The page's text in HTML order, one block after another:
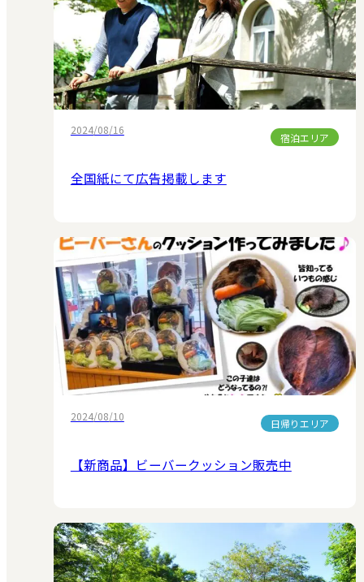
2024/08/16
宿泊エリア
全国紙にて広告掲載します
2024/08/10
日帰りエリア
【新商品】ビーバークッション販売中